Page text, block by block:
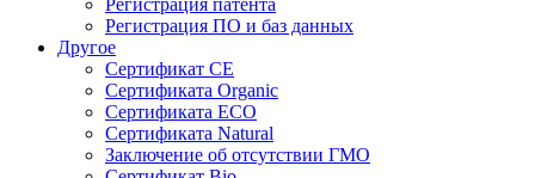
Регистрация патента
Регистрация ПО и баз данных
Другое
Сертификат СЕ
Сертификата Organic
Сертификата ECO
Сертификата Natural
Заключение об отсутствии ГМО